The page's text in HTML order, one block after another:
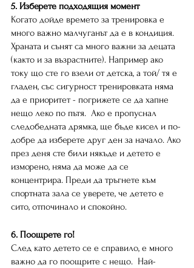
5. Изберете подходящия момент
Когато дойде времето за тренировка е
много важно малчуганът да е в кондиция.
Храната и сънят са много важни за децата
(както и за възрастните). Например ако
току що сте го взели от детска, а той/ тя е
гладен, със сигурност тренировката няма
да е приоритет - погрижете се да хапне
нещо леко по пътя.  Ако е пропуснал
следобедната дрямка, ще бъде кисел и по-
добре да изберете друг ден за начало. Ако
през деня сте били някъде и детето е
изморено, няма да може да се
концентрира. Преди да тръгнете към
спортната зала се уверете, че детето е
сито, отпочинало и спокойно.
6. Поощрете го!
След като детето се е справило, е много
важно да го поощрите с нещо.  Най-